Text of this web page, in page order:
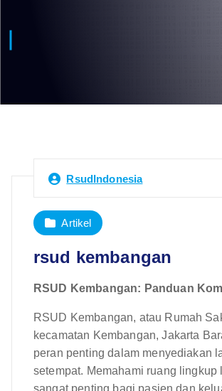
RsudIndonesia
Artikel
rsud kembangan
RSUD Kembangan: Panduan
RSUD Kembangan, atau Rumah
kecamatan Kembangan, Jakarta
peran penting dalam menyediakan
setempat. Memahami ruang
sangat penting bagi pasien dan